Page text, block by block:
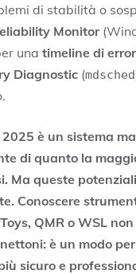
di stabilità o
Monitor
una timeline di
Diagnostic (mdsched
è un sistema
di quanto la
Ma queste
Conoscere
QMR o WSL
è un modo
sicuro e